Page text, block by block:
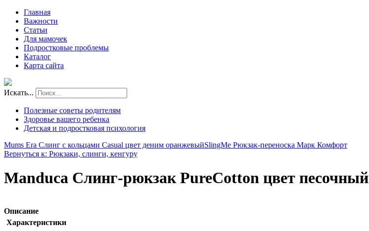
Главная
Важности
Статьи
Для мамочек
Подростковые проблемы
Каталог
Карта сайта
Искать...
Полезные советы родителям
Здоровье вашего ребенка
Детская и подростковая психология
Mums Era Слинг с кольцами Casual цвет деним оранжевыйSlingMe Рюкзак-переноска Марк Комфорт
Вернуться к: Рюкзаки, слинги, кенгуру
Manduca Слинг-рюкзак PureCotton цвет песочный
Описание
Характеристики